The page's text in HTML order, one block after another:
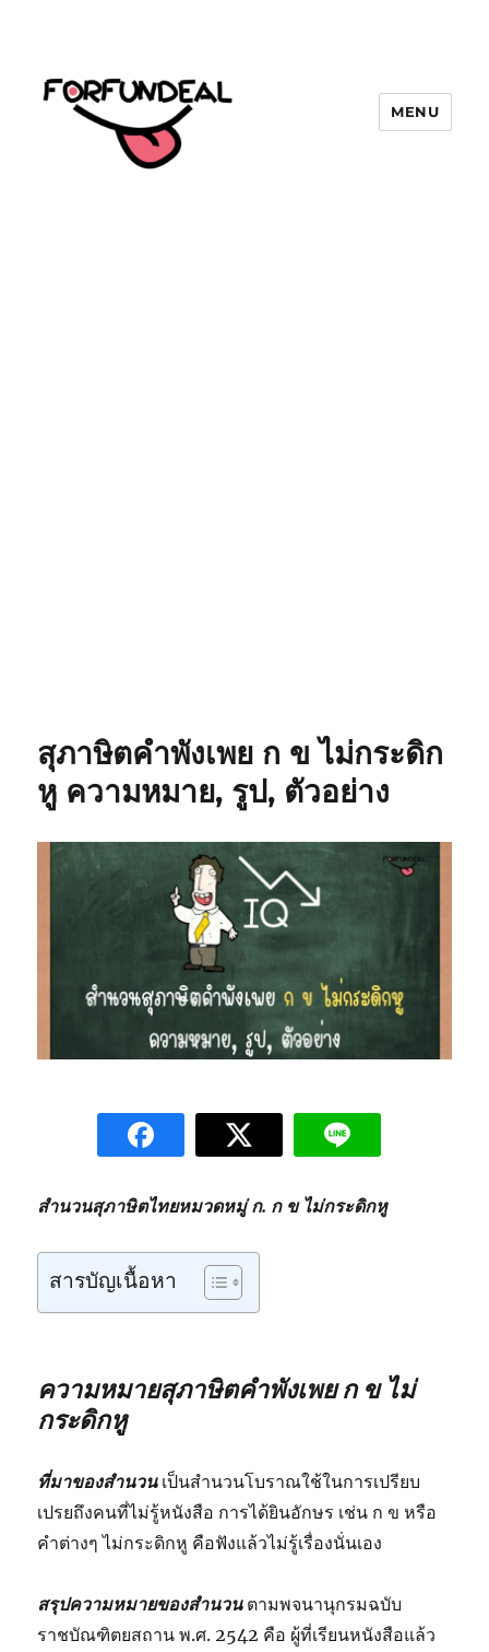
MENU
สุภาษิตคำพังเพย ก ข ไม่กระดิก
หู ความหมาย, รูป, ตัวอย่าง
สำนวนสุภาษิตไทยหมวดหมู่ ก. ก ข ไม่กระดิกหู
สารบัญเนื้อหา
ความหมายสุภาษิตคำพังเพย ก ข ไม่
กระดิกหู
ที่มาของสำนวนเป็นสำนวนโบราณใช้ในการเปรียบ
เปรยถึงคนที่ไม่รู้หนังสือ การได้ยินอักษร เช่น ก ข หรือ
คำต่างๆ ไม่กระดิกหู คือฟังแล้วไม่รู้เรื่องนั่นเอง
สรุปความหมายของสำนวนตามพจนานุกรมฉบับ
ราชบัณฑิตยสถาน พ.ศ. 2542 คือ ผู้ที่เรียนหนังสือแล้ว